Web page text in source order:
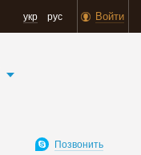
укр рус Войти
Позвонить